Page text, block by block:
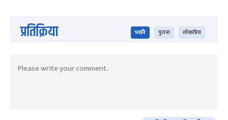
प्रतिक्रिया भर्खरै पुराना लोकप्रिय